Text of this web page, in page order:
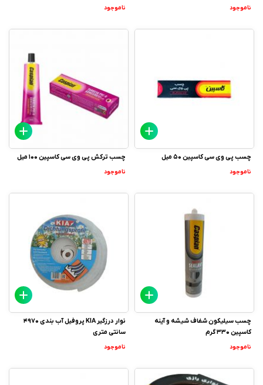
ناموجود ناموجود
چسب پی وی سی کاسپین 50 میل
ناموجود
چسب ترکش پی وی سی کاسپین 100 میل
ناموجود
چسب سیلیکون شفاف شیشه و آینه
کاسپین 330 گرم
ناموجود
نوار درزگیر KIA پروفیل آب بندی 4970
سانتی متری
ناموجود